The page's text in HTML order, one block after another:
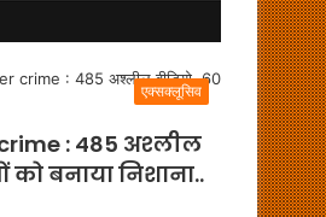
एक्सक्लूसिव
: 485 अश्लील
को बनाया निशाना..